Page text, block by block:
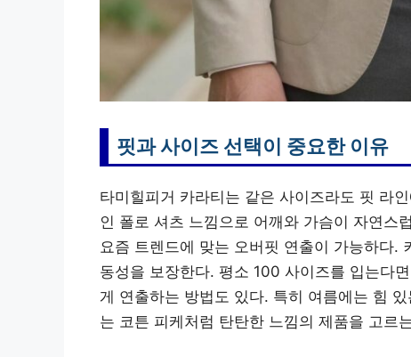
핏과 사이즈 선택이 중요한 이유
타미힐피거 카라티는 같은 사이즈라도 핏 라
인 폴로 셔츠 느낌으로 어깨와 가슴이 자연스
요즘 트렌드에 맞는 오버핏 연출이 가능하다.
동성을 보장한다. 평소 100 사이즈를 입는다
게 연출하는 방법도 있다. 특히 여름에는 힘
는 코튼 피케처럼 탄탄한 느낌의 제품을 고르